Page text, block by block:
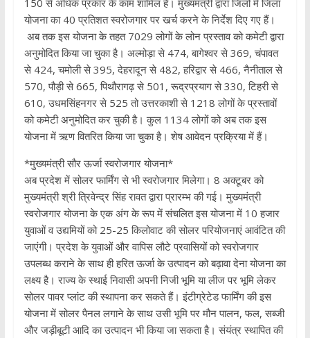
150 से अधिक प्रकार के काम शामिल हैं। मुख्यमंत्री द्वारा जिलों में जिला
योजना का 40 प्रतिशत स्वरोजगार पर खर्च करने के निर्देश दिए गए हैं।
अब तक इस योजना के तहत 7029 लोगों के लोन प्रस्ताव को कमेटी द्वारा
अनुमोदित किया जा चुका है। अल्मोड़ा से 474, बागेश्वर से 369, चंपावत
से 424, चमोली से 395, देहरादून से 482, हरिद्वार से 466, नैनीताल से
570, पौड़ी से 665, पिथौरागढ़ से 501, रूद्रप्रयाग से 330, टिहरी से
610, उधमसिंहनगर से 525 तो उत्तरकाशी से 1218 लोगों के प्रस्तावों
को कमेटी अनुमोदित कर चुकी है। कुल 1134 लोगों को अब तक इस
योजना में ऋण वितरित किया जा चुका है। शेष आवेदन प्रक्रिया में हैं।
*मुख्यमंत्री सौर ऊर्जा स्वरोजगार योजना*
अब प्रदेश में सोलर फार्मिंग से भी स्वरोजगार मिलेगा। 8 अक्टूबर को
मुख्यमंत्री श्री त्रिवेन्द्र सिंह रावत द्वारा प्रारम्भ की गई। मुख्यमंत्री
स्वरोजगार योजना के एक अंग के रूप में संचलित इस योजना में 10 हजार
युवाओं व उद्यमियों को 25-25 किलोवाट की सोलर परियोजनाएं आवंटित की
जाएंगी। प्रदेश के युवाओं और वापिस लौटे प्रवासियों को स्वरोजगार
उपलब्ध कराने के साथ ही हरित ऊर्जा के उत्पादन को बढ़ावा देना योजना का
लक्ष्य है। राज्य के स्थाई निवासी अपनी निजी भूमि या लीज पर भूमि लेकर
सोलर पावर प्लांट की स्थापना कर सकते हैं। इंटीग्रेटेड फार्मिंग की इस
योजना में सोलर पैनल लगाने के साथ उसी भूमि पर मौन पालन, फल, सब्जी
और जड़ीबूटी आदि का उत्पादन भी किया जा सकता है। संयंत्र स्थापित की